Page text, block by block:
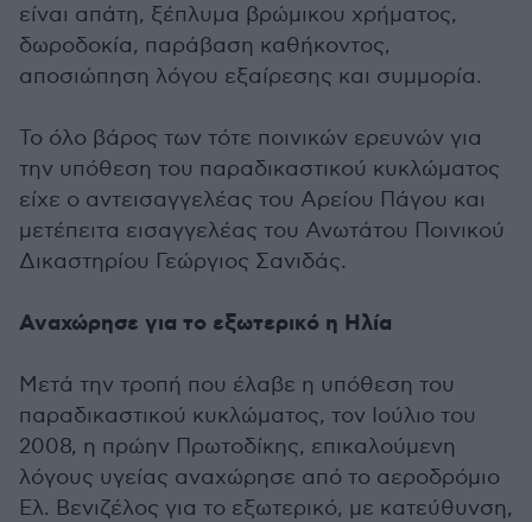
είναι απάτη, ξέπλυμα βρώμικου χρήματος,
δωροδοκία, παράβαση καθήκοντος,
αποσιώπηση λόγου εξαίρεσης και συμμορία.
Το όλο βάρος των τότε ποινικών ερευνών για
την υπόθεση του παραδικαστικού κυκλώματος
είχε ο αντεισαγγελέας του Αρείου Πάγου και
μετέπειτα εισαγγελέας του Ανωτάτου Ποινικού
Δικαστηρίου Γεώργιος Σανιδάς.
Αναχώρησε για το εξωτερικό η Ηλία
Μετά την τροπή που έλαβε η υπόθεση του
παραδικαστικού κυκλώματος, τον Ιούλιο του
2008, η πρώην Πρωτοδίκης, επικαλούμενη
λόγους υγείας αναχώρησε από το αεροδρόμιο
Ελ. Βενιζέλος για το εξωτερικό, με κατεύθυνση,